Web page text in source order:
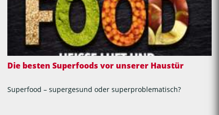
Die besten Superfoods vor unserer Haustür
Superfood – supergesund oder superproblematisch?